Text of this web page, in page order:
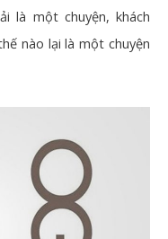
là một chuyện, khách
nào lại là một chuyện